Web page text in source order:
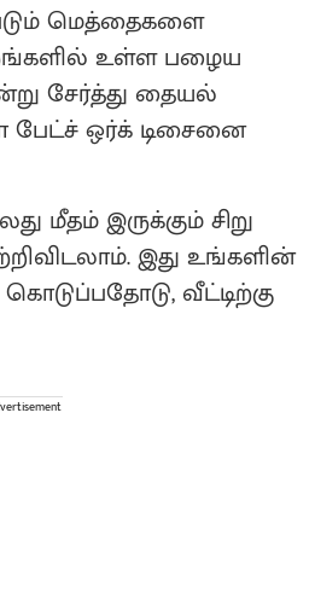
மெத்தைகளை
உள்ள பழைய
சேர்த்து தையல்
பேட்ச் ஒர்க் டிசைனை
இருக்கும் சிறு
இது உங்களின்
வீட்டிற்கு